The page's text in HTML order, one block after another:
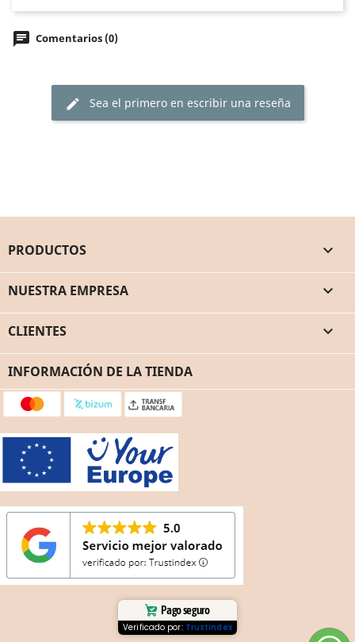
chat Comentarios (0)
edit Sea el primero en escribir una reseña
PRODUCTOS 
NUESTRA EMPRESA 
CLIENTES 
INFORMACIÓN DE LA TIENDA
Pago seguro
Verificado por: Trustindex